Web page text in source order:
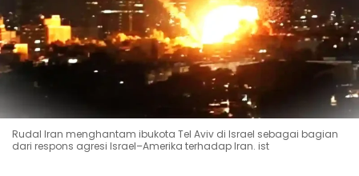
Rudal Iran menghantam ibukota Tel Aviv di Israel sebagai bagian
dari respons agresi Israel–Amerika terhadap Iran. ist